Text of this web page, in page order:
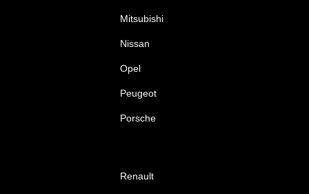
Mitsubishi
Nissan
Opel
Peugeot
Porsche
Renault